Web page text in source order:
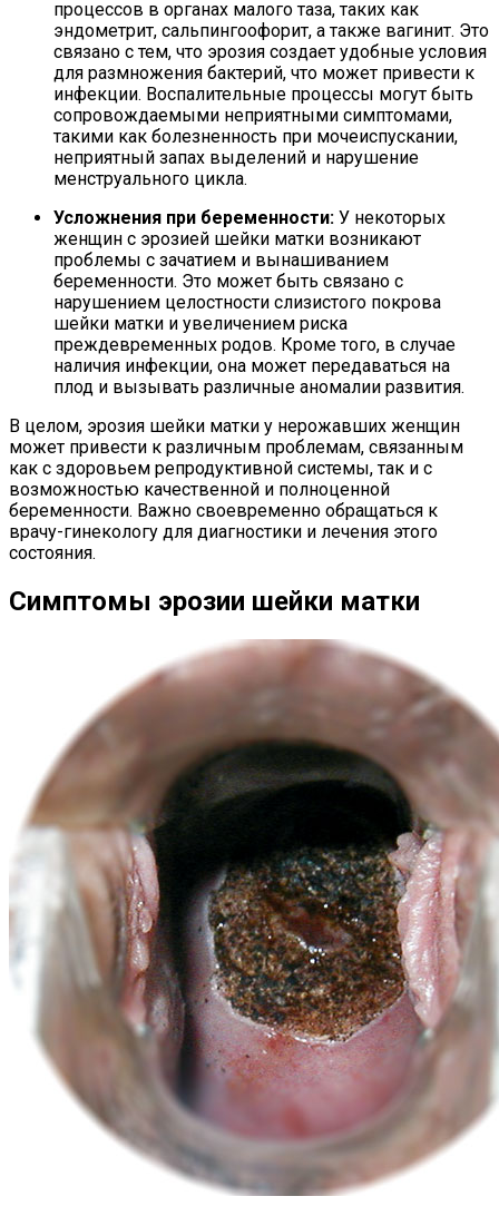
процессов в органах малого таза, таких как
эндометрит, сальпингоофорит, а также вагинит. Это
связано с тем, что эрозия создает удобные условия
для размножения бактерий, что может привести к
инфекции. Воспалительные процессы могут быть
сопровождаемыми неприятными симптомами,
такими как болезненность при мочеиспускании,
неприятный запах выделений и нарушение
менструального цикла.
Усложнения при беременности: У некоторых
женщин с эрозией шейки матки возникают
проблемы с зачатием и вынашиванием
беременности. Это может быть связано с
нарушением целостности слизистого покрова
шейки матки и увеличением риска
преждевременных родов. Кроме того, в случае
наличия инфекции, она может передаваться на
плод и вызывать различные аномалии развития.
В целом, эрозия шейки матки у нерожавших женщин
может привести к различным проблемам, связанным
как с здоровьем репродуктивной системы, так и с
возможностью качественной и полноценной
беременности. Важно своевременно обращаться к
врачу-гинекологу для диагностики и лечения этого
состояния.
Симптомы эрозии шейки матки